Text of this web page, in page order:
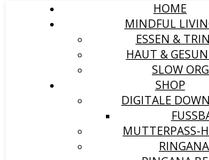
HOME
MINDFUL
ESSEN &
HAUT &
SLOW
SHOP
DIGITALE
MUTTERPASS-
RINGANA